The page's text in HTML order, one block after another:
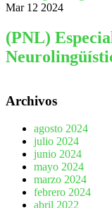
Mar 12 2024
(PNL)
Archivos
agosto 2024
julio 2024
junio 2024
mayo 2024
marzo 2024
febrero 2024
abril 2022